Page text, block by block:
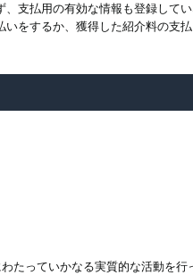
支払用の有効な情報も登録して
をするか、獲得した紹介料の支
たっていかなる実質的な活動を